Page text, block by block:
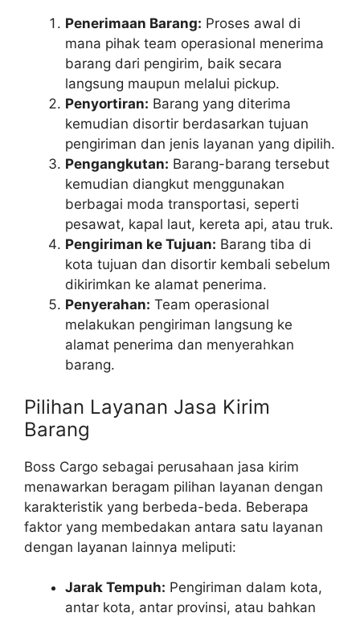
Penerimaan Barang: Proses awal di
mana pihak team operasional menerima
barang dari pengirim, baik secara
langsung maupun melalui pickup.
Penyortiran: Barang yang diterima
kemudian disortir berdasarkan tujuan
pengiriman dan jenis layanan yang dipilih.
Pengangkutan: Barang-barang tersebut
kemudian diangkut menggunakan
berbagai moda transportasi, seperti
pesawat, kapal laut, kereta api, atau truk.
Pengiriman ke Tujuan: Barang tiba di
kota tujuan dan disortir kembali sebelum
dikirimkan ke alamat penerima.
Penyerahan: Team operasional
melakukan pengiriman langsung ke
alamat penerima dan menyerahkan
barang.
Pilihan Layanan Jasa Kirim
Barang
Boss Cargo sebagai perusahaan jasa kirim
menawarkan beragam pilihan layanan dengan
karakteristik yang berbeda-beda. Beberapa
faktor yang membedakan antara satu layanan
dengan layanan lainnya meliputi:
Jarak Tempuh: Pengiriman dalam kota,
antar kota, antar provinsi, atau bahkan